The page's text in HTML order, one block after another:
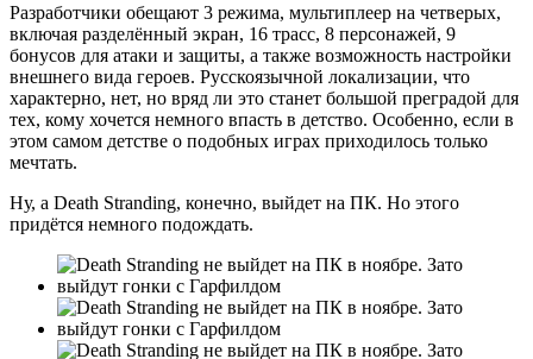
Разработчики обещают 3 режима, мультиплеер на четверых,
включая разделённый экран, 16 трасс, 8 персонажей, 9
бонусов для атаки и защиты, а также возможность настройки
внешнего вида героев. Русскоязычной локализации, что
характерно, нет, но вряд ли это станет большой преградой для
тех, кому хочется немного впасть в детство. Особенно, если в
этом самом детстве о подобных играх приходилось только
мечтать.
Ну, а Death Stranding, конечно, выйдет на ПК. Но этого
придётся немного подождать.